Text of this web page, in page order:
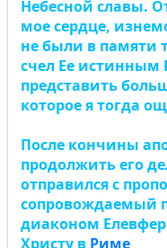
Небесной славы.
мое сердце,
не были в памяти
счел Ее истинным
представить
которое я тогда
После кончины
продолжить его
отправился с
сопровождаемый
диаконом
Христу в Риме